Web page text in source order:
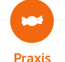
Praxis